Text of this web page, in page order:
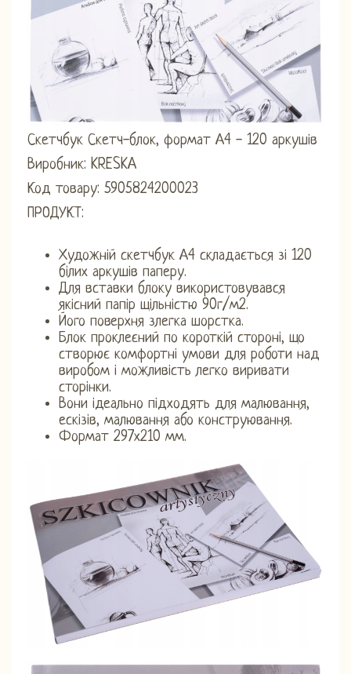
Скетчбук Скетч-блок, формат А4 - 120 аркушів
Виробник: KRESKA
Код товару: 5905824200023
ПРОДУКТ:
Художній скетчбук А4 складається зі 120
білих аркушів паперу.
Для вставки блоку використовувався
якісний папір щільністю 90г/м2.
Його поверхня злегка шорстка.
Блок проклеєний по короткій стороні, що
створює комфортні умови для роботи над
виробом і можливість легко виривати
сторінки.
Вони ідеально підходять для малювання,
ескізів, малювання або конструювання.
Формат 297х210 мм.